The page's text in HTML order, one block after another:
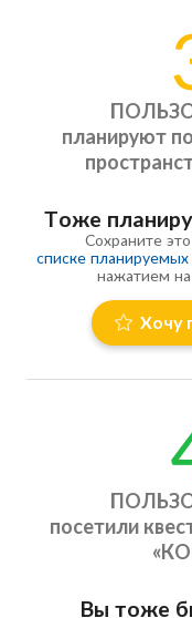
планируют
Тоже
Сохраните
списке
нажатием
Хочу
посетили
Вы тоже